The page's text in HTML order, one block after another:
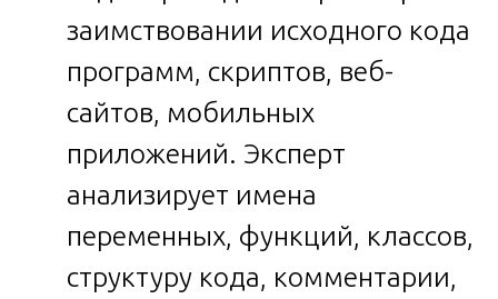
заимствовании исходного кода
программ, скриптов, веб-
сайтов, мобильных
приложений. Эксперт
анализирует имена
переменных, функций, классов,
структуру кода, комментарии,